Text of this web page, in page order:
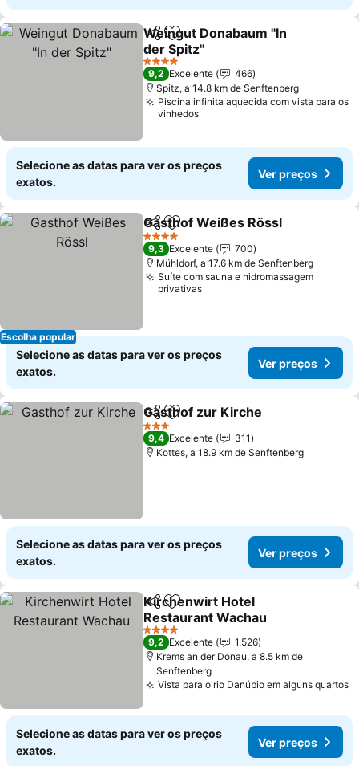
PartilharAdicionar aos favoritos
Weingut Donabaum "In
der Spitz"
Ver preços
4 Estrelas
9,2 Excelente
466
Spitz, a 14.8 km de Senftenberg
Piscina infinita aquecida com vista para os
vinhedos
Selecione as datas para ver os preços
exatos.
Ver preços
Escolha popular
PartilharAdicionar aos favoritos
Gasthof Weißes Rössl
4 Estrelas
9,3 Excelente
700
Mühldorf, a 17.6 km de Senftenberg
Suíte com sauna e hidromassagem
privativas
Selecione as datas para ver os preços
exatos.
Ver preços
PartilharAdicionar aos favoritos
Gasthof zur Kirche
3 Estrelas
9,4 Excelente
311
Kottes, a 18.9 km de Senftenberg
Selecione as datas para ver os preços
exatos.
Ver preços
PartilharAdicionar aos favoritos
Kirchenwirt Hotel
Restaurant Wachau
Ver preços
4 Estrelas
9,2 Excelente
1.526
Krems an der Donau, a 8.5 km de
Senftenberg
Vista para o rio Danúbio em alguns quartos
Selecione as datas para ver os preços
exatos.
Ver preços